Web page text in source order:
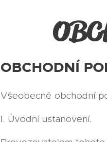
OBCHODNÍ
Všeobecné obchodní
I. Úvodní ustanovení.